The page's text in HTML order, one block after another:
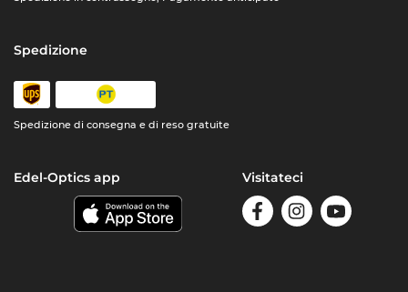
Spedizione
Spedizione di consegna e di reso gratuite
Edel-Optics app Visitateci